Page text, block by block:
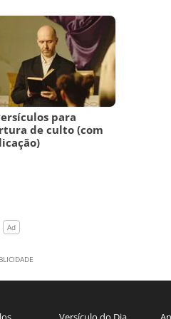
para
de culto (com